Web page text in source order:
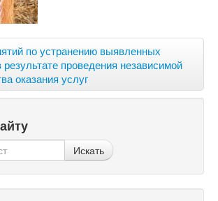
по устранению выявленных
результате проведения независимой
оказания услуг
Искать